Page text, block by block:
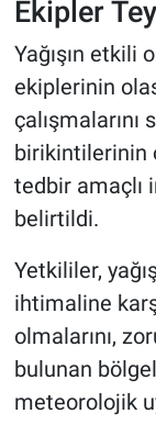
Ekipler
Yağışın etkili
ekiplerinin
birikintilerinin
tedbir amaçlı
belirtildi.
Yetkililer,
ihtimaline
olmalarını,
bulunan
meteorolojik